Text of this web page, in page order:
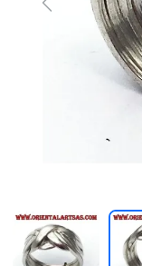
Previous